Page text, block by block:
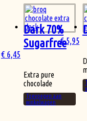
Dark 70%
Sugarfree
€ 6,45
Extra pure
chocolade
Toevoegen aan
winkelwagen
€5,95